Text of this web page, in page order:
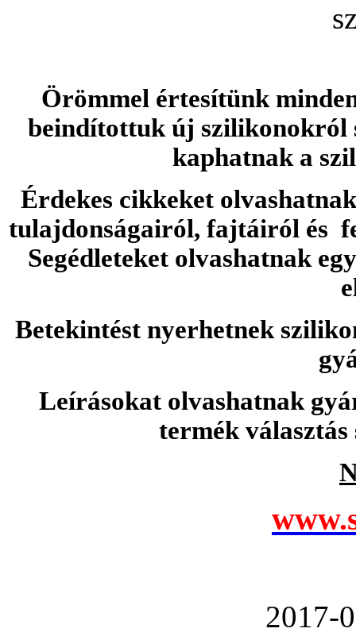
Örömmel értesítünk
beindítottuk új szilikonokról
kaphatnak a
Érdekes cikkeket
tulajdonságairól, fajtáiról és
Segédleteket olvashatnak
Betekintést nyerhetnek
Leírásokat olvashatnak
termék
2017-